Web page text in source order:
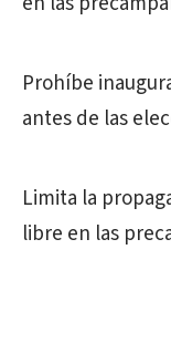
Prohíbe
antes de las
Limita la
libre en las